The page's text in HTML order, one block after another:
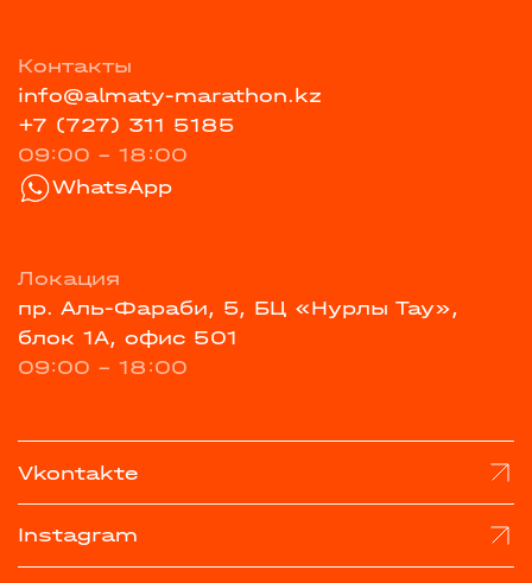
Контакты
info@almaty-marathon.kz
+7 (727) 311 5185
09:00 - 18:00
WhatsApp
Локация
пр. Аль-Фараби, 5, БЦ «Нурлы Тау»,
блок 1А, офис 501
09:00 - 18:00
Vkontakte
Instagram